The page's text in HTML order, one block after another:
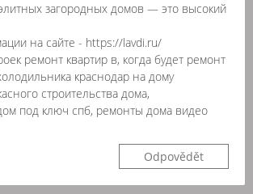
загородных домов — это высокий
на сайте - https://lavdi.ru/
ремонт квартир в, когда будет ремонт
краснодар на дому
строительства дома,
под ключ спб, ремонты дома видео
Odpovědět